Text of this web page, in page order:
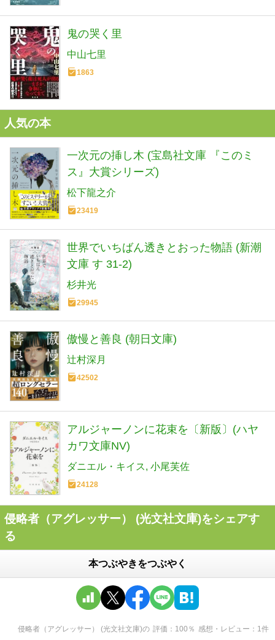
鬼の哭く里
中山七里
1863
人気の本
一次元の挿し木 (宝島社文庫 『このミ
ス』大賞シリーズ)
松下龍之介
23419
世界でいちばん透きとおった物語 (新潮
文庫 す 31-2)
杉井光
29945
傲慢と善良 (朝日文庫)
辻村深月
42502
アルジャーノンに花束を〔新版〕(ハヤ
カワ文庫NV)
ダニエル・キイス 小尾芙佐
24128
侵略者（アグレッサー） (光文社文庫)をシェアす
る
本つぶやきをつぶやく
侵略者（アグレッサー） (光文社文庫)の 評価 100 ％ 感想・レビュー 1 件